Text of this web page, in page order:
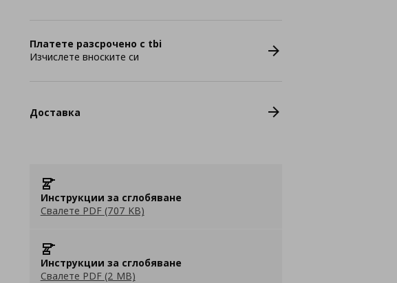
Платете разсрочено с tbi
Изчислете вноските си
Доставка
Инструкции за сглобяване
Свалете PDF (707 KB)
Инструкции за сглобяване
Свалете PDF (2 MB)